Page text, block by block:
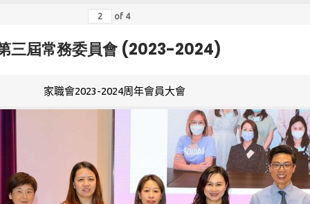
of 4
三屆常務委員會 (2023-2024)
家職會2023-2024周年會員大會